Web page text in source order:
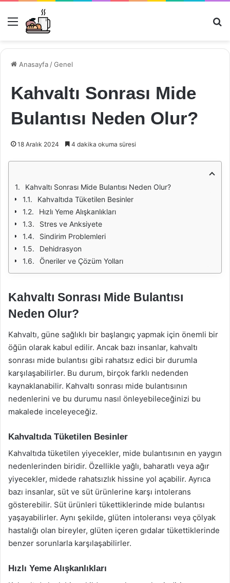
Menü
Anasayfa /Genel
Kahvaltı Sonrası Mide
Bulantısı Neden Olur?
18 Aralık 2024 4 dakika okuma süresi
Kahvaltı Sonrası Mide Bulantısı Neden Olur?
Kahvaltıda Tüketilen Besinler
Hızlı Yeme Alışkanlıkları
Stres ve Anksiyete
Sindirim Problemleri
Dehidrasyon
Öneriler ve Çözüm Yolları
Kahvaltı Sonrası Mide Bulantısı
Neden Olur?
Kahvaltı, güne sağlıklı bir başlangıç yapmak için önemli bir
öğün olarak kabul edilir. Ancak bazı insanlar, kahvaltı
sonrası mide bulantısı gibi rahatsız edici bir durumla
karşılaşabilirler. Bu durum, birçok farklı nedenden
kaynaklanabilir. Kahvaltı sonrası mide bulantısının
nedenlerini ve bu durumu nasıl önleyebileceğinizi bu
makalede inceleyeceğiz.
Kahvaltıda Tüketilen Besinler
Kahvaltıda tüketilen yiyecekler, mide bulantısının en yaygın
nedenlerinden biridir. Özellikle yağlı, baharatlı veya ağır
yiyecekler, midede rahatsızlık hissine yol açabilir. Ayrıca
bazı insanlar, süt ve süt ürünlerine karşı intolerans
gösterebilir. Süt ürünleri tükettiklerinde mide bulantısı
yaşayabilirler. Aynı şekilde, glüten intoleransı veya çölyak
hastalığı olan bireyler, glüten içeren gıdalar tükettiklerinde
benzer sorunlarla karşılaşabilirler.
Hızlı Yeme Alışkanlıkları